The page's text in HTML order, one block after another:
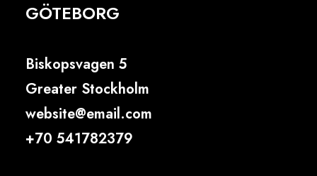
GÖTEBORG
Biskopsvagen 5
Greater Stockholm
website@email.com
+70 541782379